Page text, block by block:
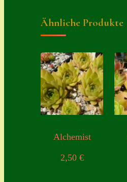
Ähnliche Produkte
Alchemist
2,50 €